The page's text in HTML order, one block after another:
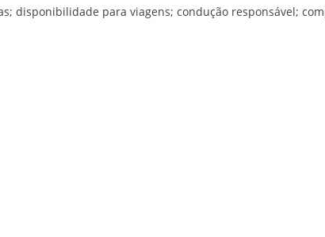
disponibilidade para viagens; condução responsável;